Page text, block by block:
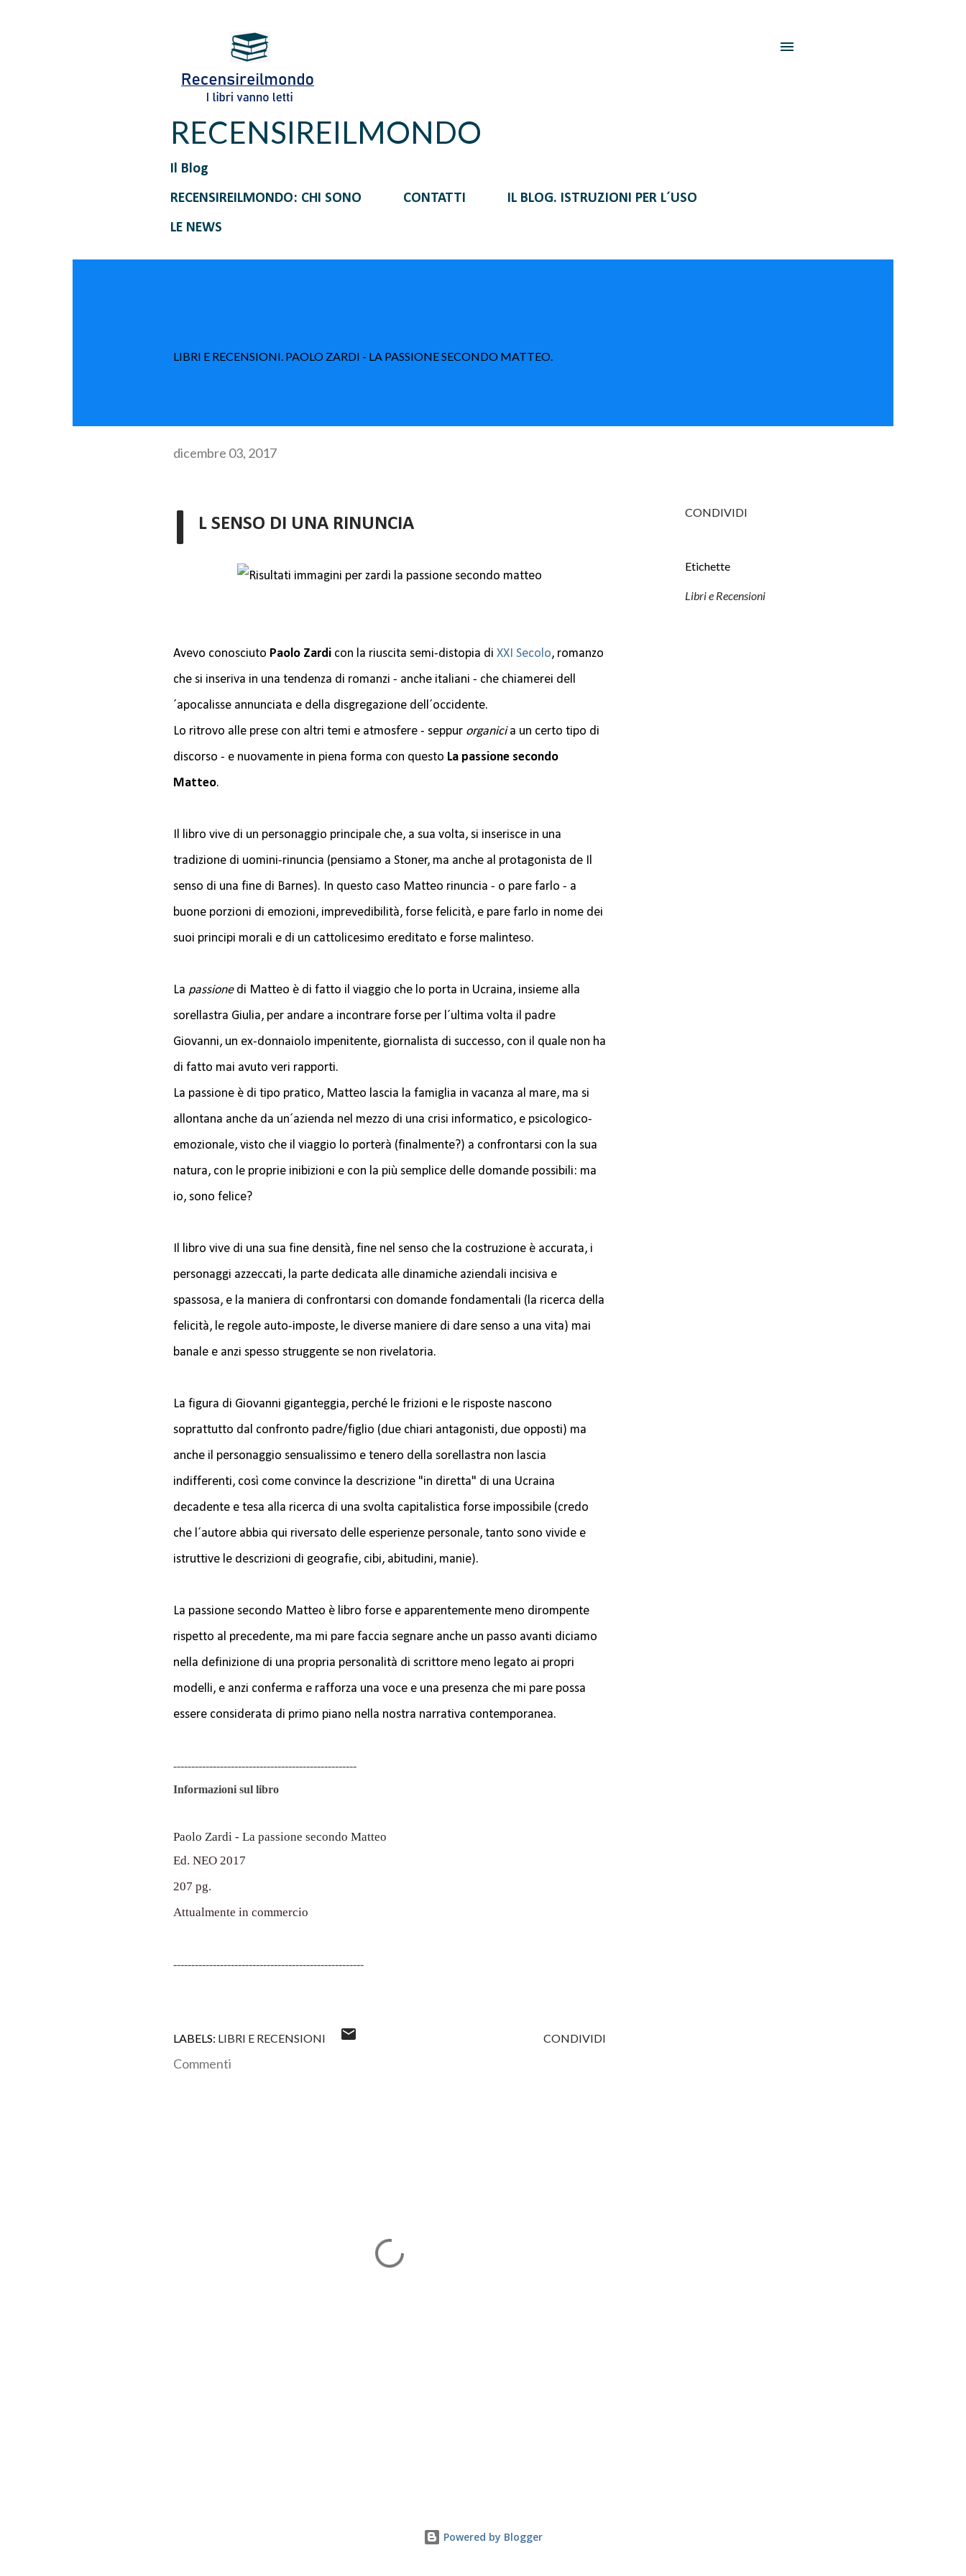
RECENSIREILMONDO
Il Blog
RECENSIREILMONDO: CHI SONO CONTATTI IL BLOG. ISTRUZIONI PER L´USO
LE NEWS
LIBRI E RECENSIONI. PAOLO ZARDI - LA PASSIONE SECONDO MATTEO.
dicembre 03, 2017
I L SENSO DI UNA RINUNCIA
Avevo conosciuto Paolo Zardi con la riuscita semi-distopia di XXI Secolo, romanzo
che si inseriva in una tendenza di romanzi - anche italiani - che chiamerei dell
´apocalisse annunciata e della disgregazione dell´occidente.
Lo ritrovo alle prese con altri temi e atmosfere - seppur organicia un certo tipo di
discorso - e nuovamente in piena forma con questo La passione secondo
Matteo.
Il libro vive di un personaggio principale che, a sua volta, si inserisce in una
tradizione di uomini-rinuncia (pensiamo a Stoner, ma anche al protagonista de Il
senso di una fine di Barnes). In questo caso Matteo rinuncia - o pare farlo - a
buone porzioni di emozioni, imprevedibilità, forse felicità, e pare farlo in nome dei
suoi principi morali e di un cattolicesimo ereditato e forse malinteso.
La passione di Matteo è di fatto il viaggio che lo porta in Ucraina, insieme alla
sorellastra Giulia, per andare a incontrare forse per l´ultima volta il padre
Giovanni, un ex-donnaiolo impenitente, giornalista di successo, con il quale non ha
di fatto mai avuto veri rapporti.
La passione è di tipo pratico, Matteo lascia la famiglia in vacanza al mare, ma si
allontana anche da un´azienda nel mezzo di una crisi informatico, e psicologico-
emozionale, visto che il viaggio lo porterà (finalmente?) a confrontarsi con la sua
natura, con le proprie inibizioni e con la più semplice delle domande possibili: ma
io, sono felice?
Il libro vive di una sua fine densità, fine nel senso che la costruzione è accurata, i
personaggi azzeccati, la parte dedicata alle dinamiche aziendali incisiva e
spassosa, e la maniera di confrontarsi con domande fondamentali (la ricerca della
felicità, le regole auto-imposte, le diverse maniere di dare senso a una vita) mai
banale e anzi spesso struggente se non rivelatoria.
La figura di Giovanni giganteggia, perché le frizioni e le risposte nascono
soprattutto dal confronto padre/figlio (due chiari antagonisti, due opposti) ma
anche il personaggio sensualissimo e tenero della sorellastra non lascia
indifferenti, così come convince la descrizione "in diretta" di una Ucraina
decadente e tesa alla ricerca di una svolta capitalistica forse impossibile (credo
che l´autore abbia qui riversato delle esperienze personale, tanto sono vivide e
istruttive le descrizioni di geografie, cibi, abitudini, manie).
La passione secondo Matteo è libro forse e apparentemente meno dirompente
rispetto al precedente, ma mi pare faccia segnare anche un passo avanti diciamo
nella definizione di una propria personalità di scrittore meno legato ai propri
modelli, e anzi conferma e rafforza una voce e una presenza che mi pare possa
essere considerata di primo piano nella nostra narrativa contemporanea.
---------------------------------------------------
Informazioni sul libro
Paolo Zardi - La passione secondo Matteo
Ed. NEO 2017
207 pg.
Attualmente in commercio
-----------------------------------------------------
CONDIVIDI
Etichette
Libri e Recensioni
LABELS: LIBRI E RECENSIONI CONDIVIDI
Commenti
Powered by Blogger